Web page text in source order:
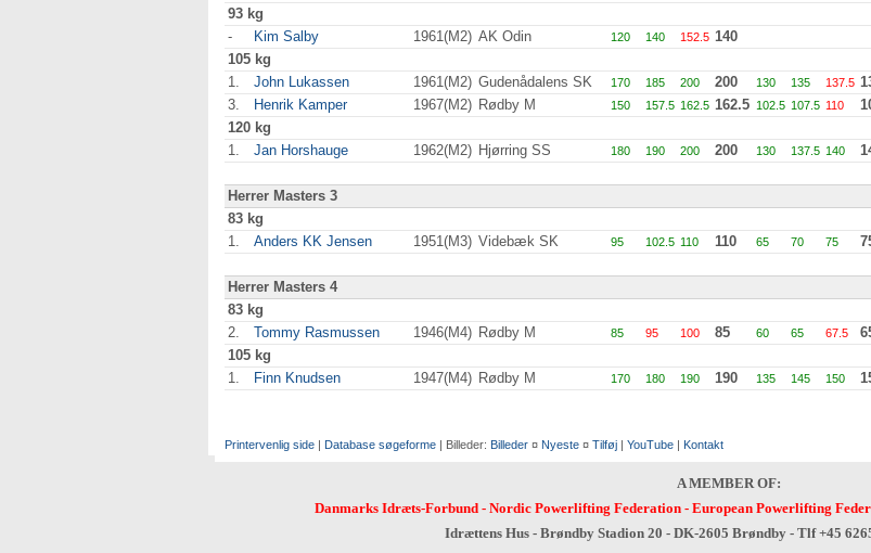
93 kg
-
Kim Salby 1961(M2) AK Odin 120 140 152.5 140
105 kg
1.
John Lukassen 1961(M2) Gudenådalens SK 170 185 200 200 130 135 137.5
3.
Henrik Kamper 1967(M2) Rødby M 150 157.5 162.5 162.5 102.5 107.5 110
120 kg
1.
Jan Horshauge 1962(M2) Hjørring SS 180 190 200 200 130 137.5 140
Herrer Masters 3
83 kg
1.
Anders KK Jensen 1951(M3) Videbæk SK 95 102.5 110 110 65 70 75
Herrer Masters 4
83 kg
2.
Tommy Rasmussen 1946(M4) Rødby M 85 95 100 85 60 65 67.5
105 kg
1.
Finn Knudsen 1947(M4) Rødby M 170 180 190 190 135 145 150
Printervenlig side | Database søgeforme | Billeder: Billeder ¤ Nyeste ¤ Tilføj | YouTube | Kontakt
A MEMBER OF:
Danmarks Idræts-Forbund- Nordic Powerlifting Federation- European Powerlifting
Idrættens Hus - Brøndby Stadion 20 - DK-2605 Brøndby - Tlf +45